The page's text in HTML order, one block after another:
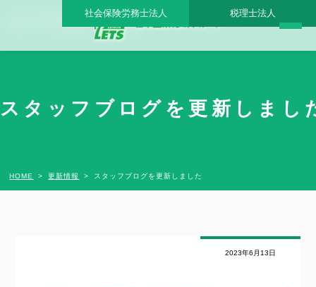
スタッフブログを更新しました - 日本医業総研グループ |日本医業総研｜医院開業・承
社会保険労務士法人 税理士法人
スタッフブログを更新しま
HOME 更新情報 スタッフブログを更新しました
2023年6月13日